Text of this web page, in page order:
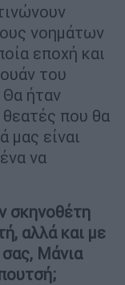
νοημάτων
εποχή και
του
Θα ήταν
που θα
μας είναι
να
σκηνοθέτη
αλλά και με
Μάνια